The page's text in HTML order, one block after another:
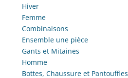
Hiver
Femme
Combinaisons
Ensemble une pièce
Gants et Mitaines
Homme
Bottes, Chaussure et Pantouffles